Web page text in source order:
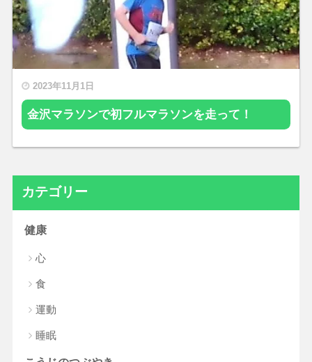
2023年11月1日
金沢マラソンで初フルマラソンを走って！
カテゴリー
健康
心
食
運動
睡眠